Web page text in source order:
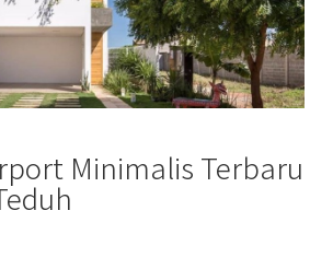
Minimalis Terbaru